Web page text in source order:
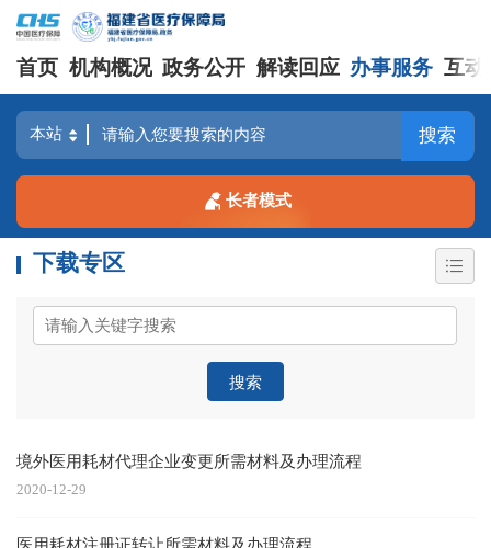
首页 机构概况 政务公开 解读回应 办事服务 互动
搜索
长者模式
下载专区
搜索
境外医用耗材代理企业变更所需材料及办理流程
2020-12-29